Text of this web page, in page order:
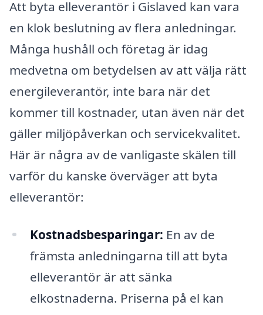
Att byta elleverantör i Gislaved kan vara
en klok beslutning av flera anledningar.
Många hushåll och företag är idag
medvetna om betydelsen av att välja rätt
energileverantör, inte bara när det
kommer till kostnader, utan även när det
gäller miljöpåverkan och servicekvalitet.
Här är några av de vanligaste skälen till
varför du kanske överväger att byta
elleverantör:
Kostnadsbesparingar: En av de
främsta anledningarna till att byta
elleverantör är att sänka
elkostnaderna. Priserna på el kan